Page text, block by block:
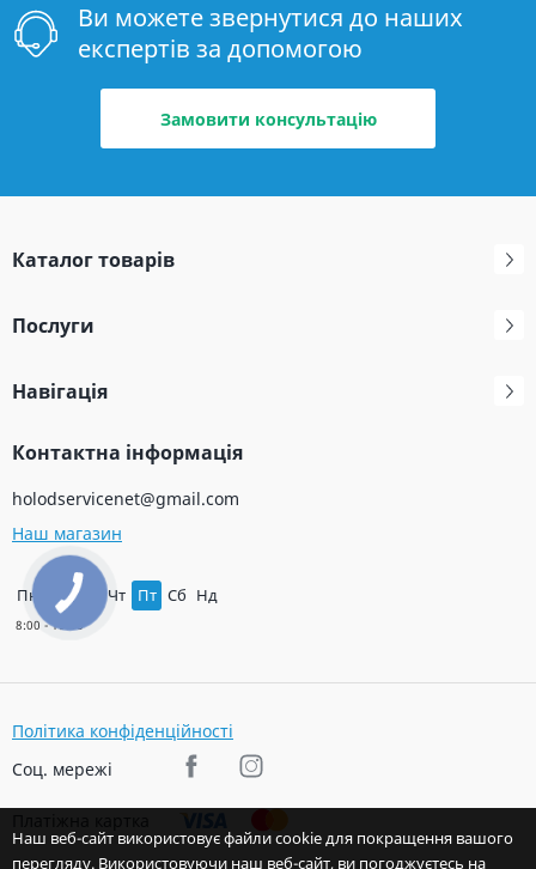
Ви можете звернутися до наших
експертів за допомогою
Замовити консультацію
Каталог товарів
Послуги
Навігація
Контактна інформація
holodservicenet@gmail.com
Наш магазин
Пн Вт Ср Чт Пт Сб Нд
Політика конфіденційності
Соц. мережі
Наш веб-сайт використовує файли cookie для покращення вашого
перегляду. Використовуючи наш веб-сайт, ви погоджуєтесь на